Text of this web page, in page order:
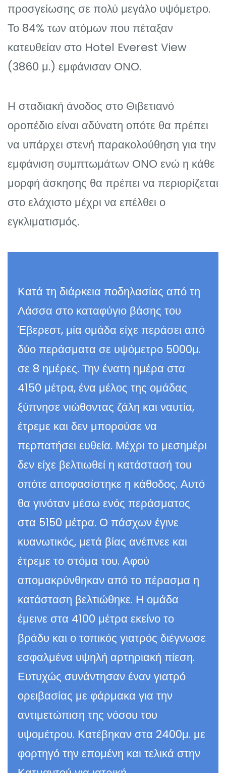
προσγείωσης σε πολύ μεγάλο υψόμετρο.
Το 84% των ατόμων που πέταξαν
κατευθείαν στο Hotel Everest View
(3860 μ.) εμφάνισαν ΟΝΟ.
Η σταδιακή άνοδος στο Θιβετιανό
οροπέδιο είναι αδύνατη οπότε θα πρέπει
να υπάρχει στενή παρακολούθηση για την
εμφάνιση συμπτωμάτων ΟΝΟ ενώ η κάθε
μορφή άσκησης θα πρέπει να περιορίζεται
στο ελάχιστο μέχρι να επέλθει ο
εγκλιματισμός.
Κατά τη διάρκεια ποδηλασίας από τη
Λάσσα στο καταφύγιο βάσης του
Έβερεστ, μία ομάδα είχε περάσει από
δύο περάσματα σε υψόμετρο 5000μ.
σε 8 ημέρες. Την ένατη ημέρα στα
4150 μέτρα, ένα μέλος της ομάδας
ξύπνησε νιώθοντας ζάλη και ναυτία,
έτρεμε και δεν μπορούσε να
περπατήσει ευθεία. Μέχρι το μεσημέρι
δεν είχε βελτιωθεί η κατάστασή του
οπότε αποφασίστηκε η κάθοδος. Αυτό
θα γινόταν μέσω ενός περάσματος
στα 5150 μέτρα. Ο πάσχων έγινε
κυανωτικός, μετά βίας ανέπνεε και
έτρεμε το στόμα του. Αφού
απομακρύνθηκαν από το πέρασμα η
κατάσταση βελτιώθηκε. Η ομάδα
έμεινε στα 4100 μέτρα εκείνο το
βράδυ και ο τοπικός γιατρός διέγνωσε
εσφαλμένα υψηλή αρτηριακή πίεση.
Ευτυχώς συνάντησαν έναν γιατρό
ορειβασίας με φάρμακα για την
αντιμετώπιση της νόσου του
υψομέτρου. Κατέβηκαν στα 2400μ. με
φορτηγό την επομένη και τελικά στην